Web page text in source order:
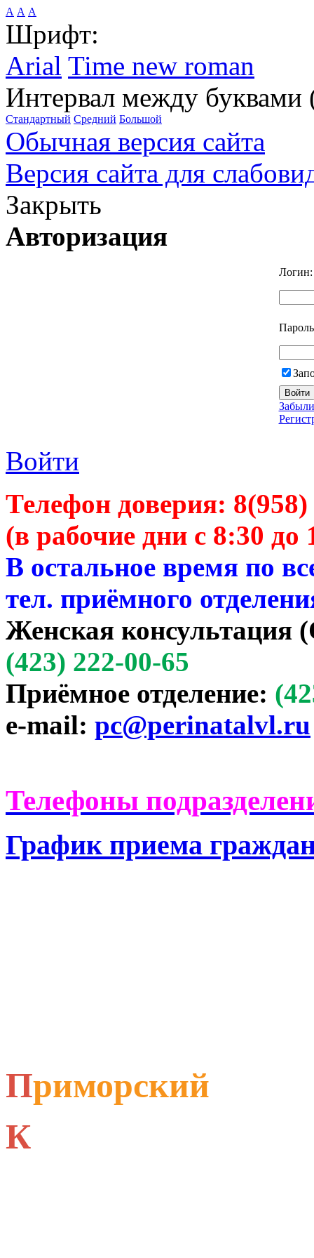
А А А
Шрифт:
Arial Time new roman
Интервал между буквами
Стандартный Средний Большой
Обычная версия сайта
Версия сайта для
Закрыть
Авторизация
Логин:
Войти
Телефон доверия:
(в рабочие дни с 8:30 до
В остальное время по
тел. приёмного
Женская консультация
(423) 222-00-65
Приёмное отделение:
e-mail: pc@perinatalvl.ru
Телефоны
График приема
Приморский
К